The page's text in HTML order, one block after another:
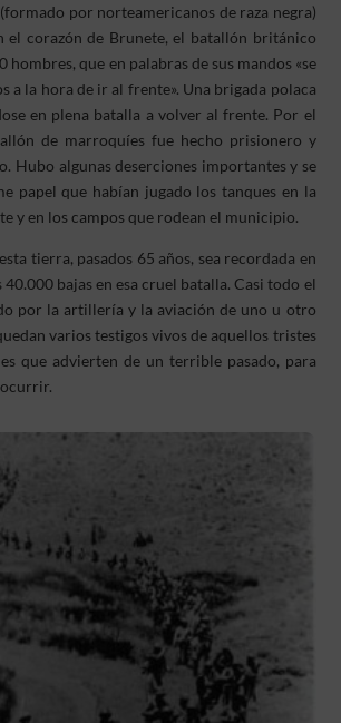
(formado por norteamericanos de raza negra)
el corazón de Brunete, el batallón británico
hombres, que en palabras de sus mandos «se
a la hora de ir al frente». Una brigada polaca
en plena batalla a volver al frente. Por el
de marroquíes fue hecho prisionero y
Hubo algunas deserciones importantes y se
papel que habían jugado los tanques en la
y en los campos que rodean el municipio.
tierra, pasados 65 años, sea recordada en
bajas en esa cruel batalla. Casi todo el
por la artillería y la aviación de uno u otro
varios testigos vivos de aquellos tristes
que advierten de un terrible pasado, para